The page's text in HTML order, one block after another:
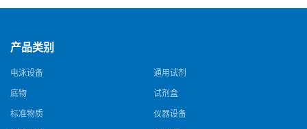
产品类别
电泳设备 通用试剂
底物 试剂盒
标准物质 仪器设备